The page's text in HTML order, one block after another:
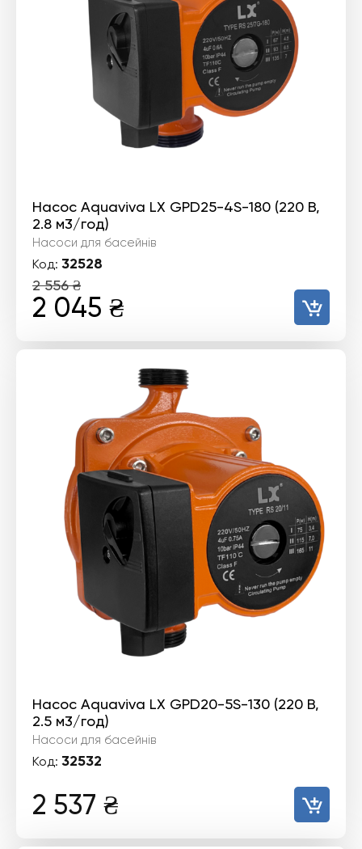
Насос Aquaviva LX GPD25-4S-180 (220 В,
2.8 м3/год)
Насоси для басейнів
Код: 32528
2 556₴
Оригінальна
ціна:
2 045 ₴
ціна:
045 ₴.
Насос Aquaviva LX GPD20-5S-130 (220 В,
2.5 м3/год)
Насоси для басейнів
Код: 32532
2 537 ₴